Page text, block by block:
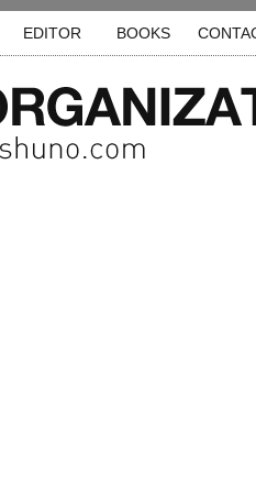
EDITOR BOOKS